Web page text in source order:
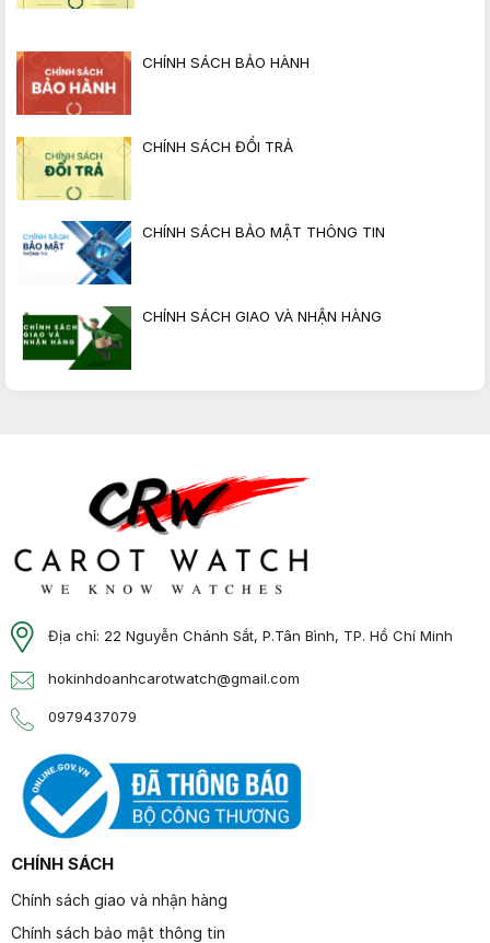
CHÍNH SÁCH BẢO HÀNH
CHÍNH SÁCH ĐỔI TRẢ
CHÍNH SÁCH BẢO MẬT THÔNG TIN
CHÍNH SÁCH GIAO VÀ NHẬN HÀNG
Địa chỉ: 22 Nguyễn Chánh Sắt, P.Tân Bình, TP. Hồ Chí Minh
hokinhdoanhcarotwatch@gmail.com
0979437079
CHÍNH SÁCH
Chính sách giao và nhận hàng
Chính sách bảo mật thông tin